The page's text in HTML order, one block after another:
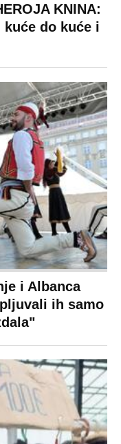
KNINA:
do kuće i
i Albanca
ih samo